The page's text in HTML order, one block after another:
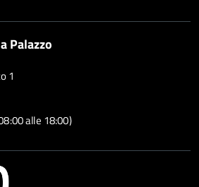
Palazzo
1
alle 18:00)